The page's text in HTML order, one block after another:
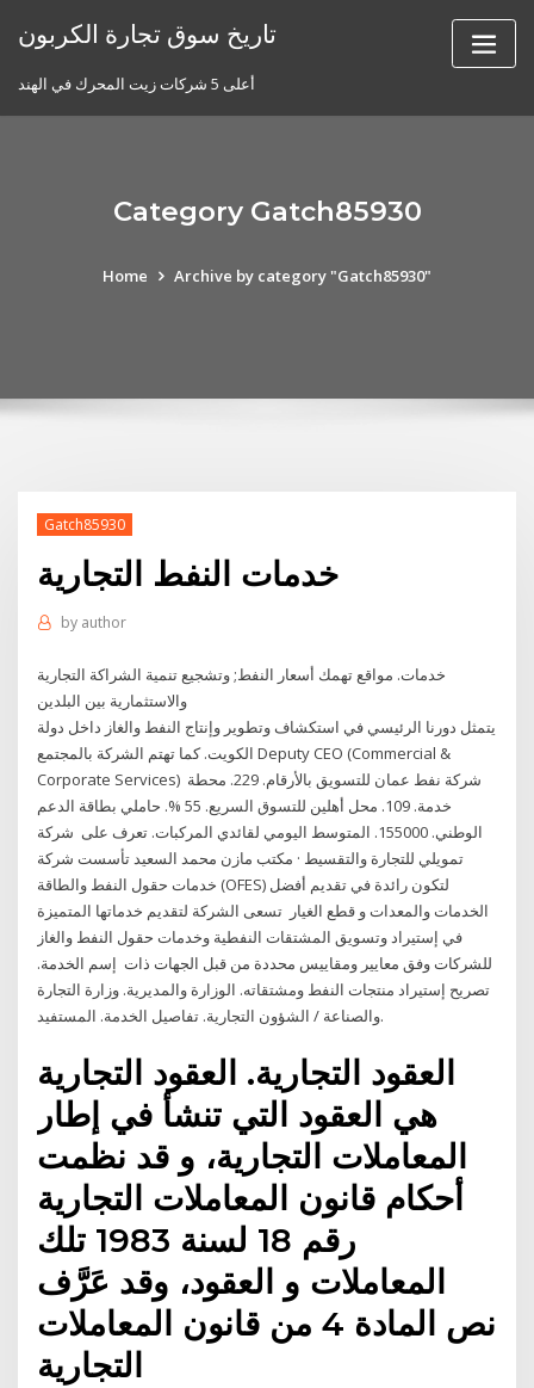
تاريخ سوق تجارة الكربون
أعلى 5 شركات زيت المحرك في الهند
Category Gatch85930
Home Archive by category "Gatch85930"
Gatch85930
خدمات النفط التجارية
by author
خدمات. مواقع تهمك أسعار النفط; وتشجيع تنمية الشراكة التجارية
والاستثمارية بين البلدين
يتمثل دورنا الرئيسي في استكشاف وتطوير وإنتاج النفط والغاز داخل دولة
الكويت. كما تهتم الشركة بالمجتمع Deputy CEO (Commercial &
Corporate Services) شركة نفط عمان للتسويق بالأرقام. 229. محطة
خدمة. 109. محل أهلين للتسوق السريع. 55 %. حاملي بطاقة الدعم
الوطني. 155000. المتوسط اليومي لقائدي المركبات. تعرف على شركة
تمويلي للتجارة والتقسيط · مكتب مازن محمد السعيد تأسست شركة
خدمات حقول النفط والطاقة (OFES) لتكون رائدة في تقديم أفضل
الخدمات والمعدات و قطع الغيار تسعى الشركة لتقديم خدماتها المتميزة
في إستيراد وتسويق المشتقات النفطية وخدمات حقول النفط والغاز
للشركات وفق معايير ومقاييس محددة من قبل الجهات ذات إسم الخدمة.
تصريح إستيراد منتجات النفط ومشتقاته. الوزارة والمديرية. وزارة التجارة
والصناعة / الشؤون التجارية. تفاصيل الخدمة. المستفيد.
العقود التجارية. العقود التجارية
هي العقود التي تنشأ في إطار
المعاملات التجارية، و قد نظمت
أحكام قانون المعاملات التجارية
رقم 18 لسنة 1983 تلك
المعاملات و العقود، وقد عَرَّف
نص المادة 4 من قانون المعاملات
التجارية